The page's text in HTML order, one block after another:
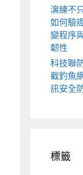
演練不
如何驗
變程序
韌性
科技聯
截釣魚
訊安全
標籤